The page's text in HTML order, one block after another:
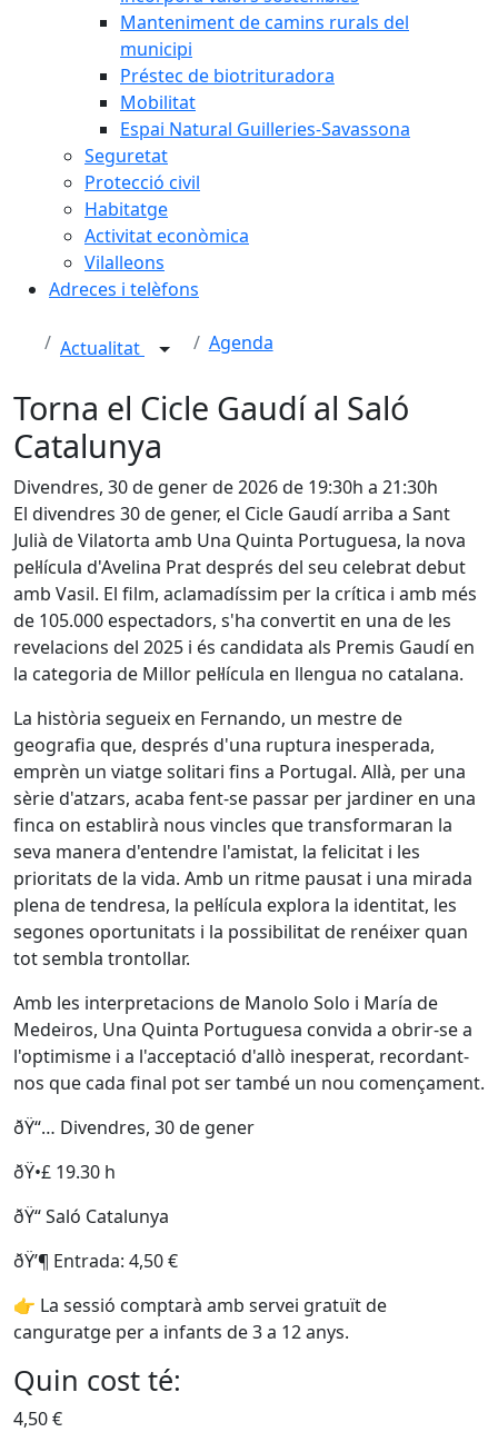
Manteniment de camins rurals del
municipi
Préstec de biotrituradora
Mobilitat
Espai Natural Guilleries-Savassona
Seguretat
Protecció civil
Habitatge
Activitat econòmica
Vilalleons
Adreces i telèfons
Actualitat Agenda
Torna el Cicle Gaudí al Saló
Catalunya
Divendres, 30 de gener de 2026 de 19:30h a 21:30h
El divendres 30 de gener, el Cicle Gaudí arriba a Sant
Julià de Vilatorta amb Una Quinta Portuguesa, la nova
pel·lícula d'Avelina Prat després del seu celebrat debut
amb Vasil. El film, aclamadíssim per la crítica i amb més
de 105.000 espectadors, s'ha convertit en una de les
revelacions del 2025 i és candidata als Premis Gaudí en
la categoria de Millor pel·lícula en llengua no catalana.
La història segueix en Fernando, un mestre de
geografia que, després d'una ruptura inesperada,
emprèn un viatge solitari fins a Portugal. Allà, per una
sèrie d'atzars, acaba fent-se passar per jardiner en una
finca on establirà nous vincles que transformaran la
seva manera d'entendre l'amistat, la felicitat i les
prioritats de la vida. Amb un ritme pausat i una mirada
plena de tendresa, la pel·lícula explora la identitat, les
segones oportunitats i la possibilitat de renéixer quan
tot sembla trontollar.
Amb les interpretacions de Manolo Solo i María de
Medeiros, Una Quinta Portuguesa convida a obrir-se a
l'optimisme i a l'acceptació d'allò inesperat, recordant-
nos que cada final pot ser també un nou començament.
ðŸ“… Divendres, 30 de gener
ðŸ•£ 19.30 h
ðŸ“ Saló Catalunya
ðŸ’¶ Entrada: 4,50 €
👉 La sessió comptarà amb servei gratuït de
canguratge per a infants de 3 a 12 anys.
Quin cost té:
4,50 €